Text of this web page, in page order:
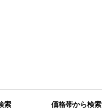
索 価格帯から検索